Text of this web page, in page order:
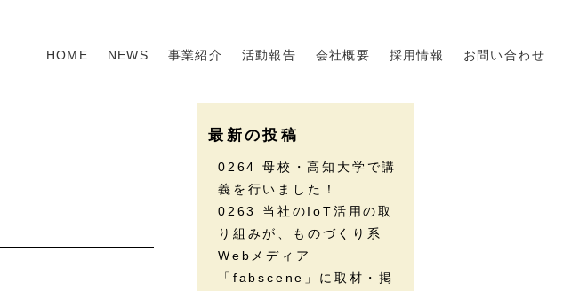
HOME NEWS 事業紹介 活動報告 会社概要 採用情報 お問い合わせ
最新の投稿
0264 母校・高知大学で講
義を行いました！
0263 当社のIoT活用の取
り組みが、ものづくり系
Webメディア
「fabscene」に取材・掲